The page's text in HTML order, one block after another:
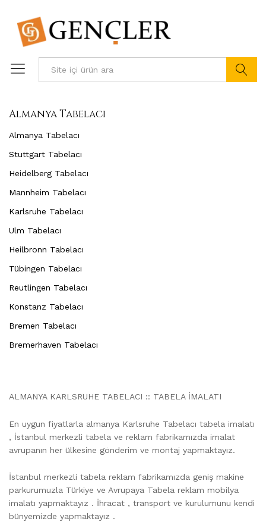
Almanya Tabelacı
Almanya Tabelacı
Stuttgart Tabelacı
Heidelberg Tabelacı
Mannheim Tabelacı
Karlsruhe Tabelacı
Ulm Tabelacı
Heilbronn Tabelacı
Tübingen Tabelacı
Reutlingen Tabelacı
Konstanz Tabelacı
Bremen Tabelacı
Bremerhaven Tabelacı
ALMANYA KARLSRUHE TABELACI :: TABELA İMALATI
En uygun fiyatlarla almanya Karlsruhe Tabelacı tabela imalatı
, İstanbul merkezli tabela ve reklam fabrikamızda imalat
avrupanın her ülkesine gönderim ve montaj yapmaktayız.
İstanbul merkezli tabela reklam fabrikamızda geniş makine
parkurumuzla Türkiye ve Avrupaya Tabela reklam mobilya
imalatı yapmaktayız . İhracat , transport ve kurulumunu kendi
bünyemizde yapmaktayız .